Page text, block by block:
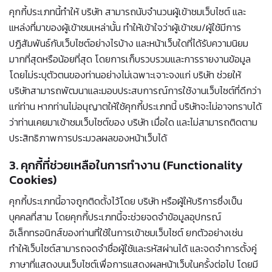
คุกกี้ประเภทนี้ทำให้ บริษัท สามารถนับจำนวนผู้เข้าชมเว็บไซต์ และ
แหล่งที่มาของผู้เข้าชมเหล่านั้น ทำให้เข้าใจว่าผู้เข้าชม/ผู้ใช้มีการ
ปฏิสัมพันธ์กับเว็บไซต์อย่างไรบ้าง และหน้าเว็บใดที่ได้รับความนิยม
มากที่สุดหรือน้อยที่สุด โดยการเก็บรวบรวมและการรายงานข้อมูล
โดยไม่ระบุตัวตนของท่านอย่างไม่เฉพาะเจาะจงแก่ บริษัท ช่วยให้
บริษัทสามารถพัฒนาและมอบประสบการณ์การใช้งานเว็บไซต์ที่ดีกว่า
แก่ท่าน หากท่านไม่อนุญาตให้ใช้คุกกี้ประเภทนี้ บริษัทจะไม่อาจทราบได้
ว่าท่านเคยมาเข้าชมเว็บไซต์ของ บริษัท เมื่อใด และไม่สามารถติดตาม
ประสิทธิภาพการประมวลผลของหน้าเว็บได้
3. คุกกี้ที่ช่วยเหลือในการทำงาน (Functionality
Cookies)
คุกกี้ประเภทนี้อาจถูกติดตั้งไว้โดย บริษัท หรือผู้ให้บริการซึ่งเป็น
บุคคลที่สาม โดยคุกกี้ประเภทนี้จะช่วยจดจำข้อมูลอุปกรณ์
อิเล็กทรอนิกส์ของท่านที่ใช้ในการเข้าชมเว็บไซต์ ยกตัวอย่างเช่น
ทำให้เว็บไซต์สามารถจดจำชื่อผู้ใช้และรหัสผ่านได้ และจดจำการตั้งคู่
ภาษาที่แสดงบนเว็บไซต์เพื่อการแสดงผลหน้าเว็บในครั้งต่อไป โดยมี